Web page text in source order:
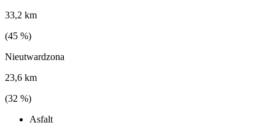
33,2 km
(45 %)
Nieutwardzona
23,6 km
(32 %)
Asfalt